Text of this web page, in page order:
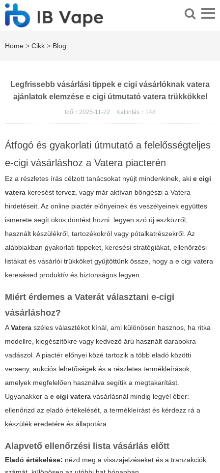
Home > Cikk > Blog
Legfrissebb vásárlási tippek e cigi vásárlóknak vatera
ajánlatok elemzése e cigi útmutató vatera trükkökkel
Idő：2025-11-22 Kattintás： 148
Átfogó és gyakorlati útmutató a felelősségteljes
e-cigi vásárláshoz a Vatera piacterén
Ez a részletes írás célzott tanácsokat nyújt mindenkinek, aki e cigi
vatera keresést tervez, vagy már aktívan böngészi a Vatera
hirdetéseit. Az online piactér előnyeinek és veszélyeinek együttes
ismerete segít okos döntést hozni: legyen szó új eszközről,
használt készülékről, tartozékokról vagy pótalkatrészekről. Az
alábbiakban gyakorlati tippeket, keresési stratégiákat, ellenőrzési
listákat és vásárlói trükköket gyűjtöttünk össze, hogy a e cigi vatera
keresésed produktív és biztonságos legyen.
Miért érdemes a Vaterát választani e-cigi
vásárláshoz?
AVatera széles választékot kínál, ami különösen hasznos, ha ritka
modellre, kiegészítőkre vagy kedvező árú használt darabokra
vadászol. A piactér előnyei közé tartozik a több eladó közötti
verseny, aukciós lehetőségek és a részletes termékleírások,
amelyek megfelelően használva segítik a megtakarítást.
Ugyanakkor a e cigi vatera vásárlásnál mindig legyél éber:
ellenőrizd az eladó értékelését, a termékleírást és kérdezz rá a
készülék eredetére és állapotára.
Alapvető ellenőrzési lista vásárlás előtt
Eladó értékelése: nézd meg a visszajelzéseket és a tranzakciók